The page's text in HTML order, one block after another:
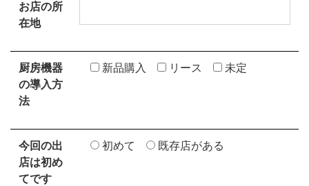
お店の所
在地
厨房機器
の導入方
法
新品購入 リース 未定
今回の出
店は初め
てです
初めて 既存店がある